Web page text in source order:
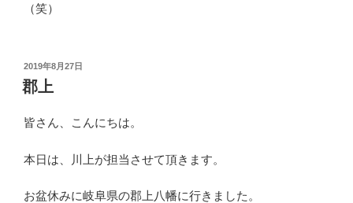
（笑）
投
稿
日:
2019年8月27日
郡上
皆さん、こんにちは。
本日は、川上が担当させて頂きます。
お盆休みに岐阜県の郡上八幡に行きました。